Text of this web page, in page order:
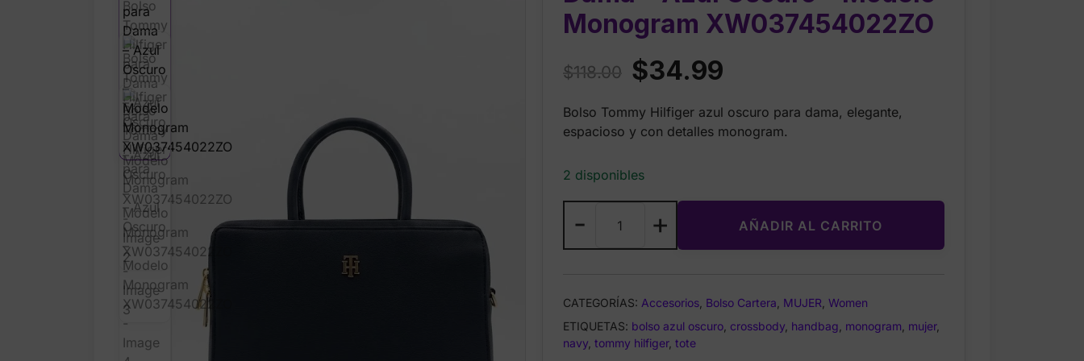
Monogram XW037454022ZO
$118.00 Original
was:
$34.99
is:
Bolso Tommy Hilfiger azul oscuro para dama, elegante,
espacioso y con detalles monogram.
2 disponibles
-
Tommy
Hilfiger
–
Azul
Oscuro
+ AÑADIR AL CARRITO
CATEGORÍAS: Accesorios Bolso Cartera MUJER Women
ETIQUETAS: bolso azul oscuro crossbody handbag monogram mujer,
navy tommy hilfiger, tote